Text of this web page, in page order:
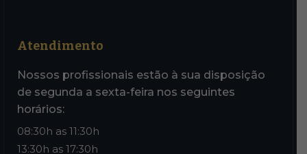
Atendimento
Nossos profissionais estão à sua disposição
de segunda a sexta-feira nos seguintes
horários:
08:30h as 11:30h
13:30h as 17:30h